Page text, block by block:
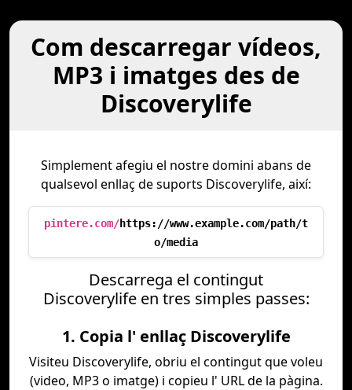
Com descarregar vídeos,
MP3 i imatges des de
Discoverylife
Simplement afegiu el nostre domini abans de
qualsevol enllaç de suports Discoverylife, així:
pintere.com/https://www.example.com/path/t
o/media
Descarrega el contingut
Discoverylife en tres simples passes:
1. Copia l' enllaç Discoverylife
Visiteu Discoverylife, obriu el contingut que voleu
(video, MP3 o imatge) i copieu l' URL de la pàgina.